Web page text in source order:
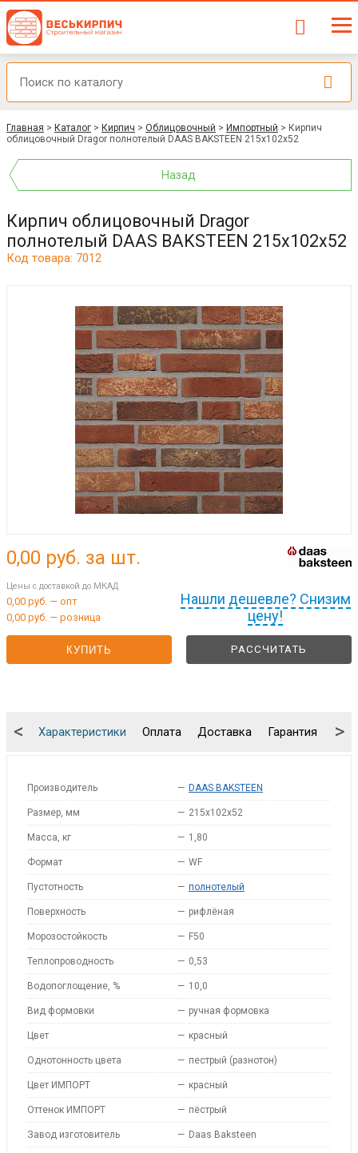
Главная > Каталог > Кирпич > Облицовочный > Импортный > Кирпич
облицовочный Dragor полнотелый DAAS BAKSTEEN 215x102x52
Назад
Кирпич облицовочный Dragor
полнотелый DAAS BAKSTEEN 215x102x52
Код товара: 7012
Нашли дешевле? Снизим
цену!
0,00 руб. за шт.
Цены с доставкой до МКАД
0,00 руб. — опт
0,00 руб. — розница
КУПИТЬ РАССЧИТАТЬ
Характеристики Оплата Доставка Гарантия
< >
Производитель — DAAS BAKSTEEN
Размер, мм — 215x102x52
Масса, кг — 1,80
Формат — WF
Пустотность — полнотелый
Поверхность — рифлёная
Морозостойкость — F50
Теплопроводность — 0,53
Водопоглощение, % — 10,0
Вид формовки — ручная формовка
Цвет — красный
Однотонность цвета — пестрый (разнотон)
Цвет ИМПОРТ — красный
Оттенок ИМПОРТ — пёстрый
Завод изготовитель — Daas Baksteen